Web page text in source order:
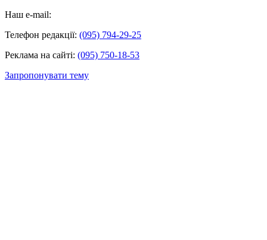
Наш e-mail:
Телефон редакції: (095) 794-29-25
Реклама на сайті: (095) 750-18-53
Запропонувати тему